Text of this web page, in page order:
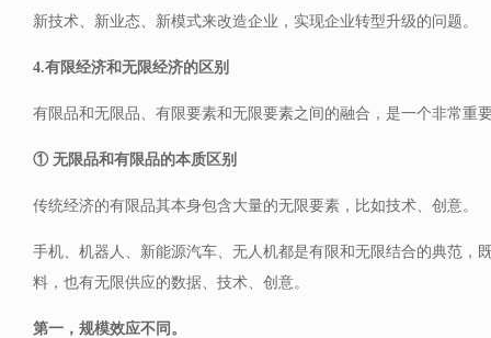
新技术、新业态、新模式来改造企业，实现企业转型升级的问题。
4.有限经济和无限经济的区别
有限品和无限品、有限要素和无限要素之间的融合，是一个非常重
① 无限品和有限品的本质区别
传统经济的有限品其本身包含大量的无限要素，比如技术、创意。
手机、机器人、新能源汽车、无人机都是有限和无限结合的典范，
料，也有无限供应的数据、技术、创意。
第一，规模效应不同。